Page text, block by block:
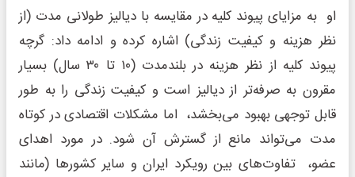
او به مزایای پیوند کلیه در مقایسه با دیالیز طولانی مدت (از
نظر هزینه و کیفیت زندگی) اشاره کرده و ادامه داد: گرچه
پیوند کلیه از نظر هزینه در بلندمدت (۱۰ تا ۳۰ سال) بسیار
مقرون به صرفه‌تر از دیالیز است و کیفیت زندگی را به طور
قابل توجهی بهبود می‌بخشد، اما مشکلات اقتصادی در کوتاه
مدت می‌تواند مانع از گسترش آن شود. در مورد اهدای
عضو، تفاوت‌های بین رویکرد ایران و سایر کشورها (مانند